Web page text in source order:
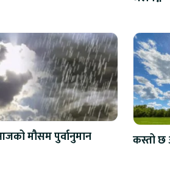
मौसम पुर्वानुमान कस्तो छ